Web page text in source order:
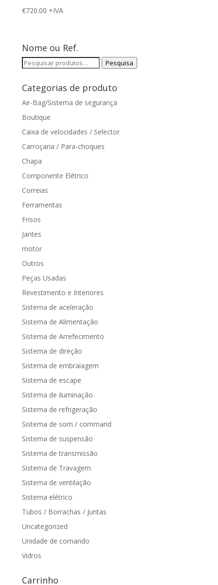
€720.00 +IVA
Nome ou Ref.
Pesquisar
Pesquisa
Categorias de produto
Air-Bag/Sistema de segurança
Boutique
Caixa de velocidades / Selector
Carroçaria / Para-choques
Chapa
Componente Elétrico
Correias
Ferramentas
Frisos
Jantes
motor
Outros
Peças Usadas
Revestimento e Interiores
Sistema de aceleração
Sistema de Alimentação
Sistema de Arrefecimento
Sistema de direção
Sistema de embraiagem
Sistema de escape
Sistema de iluminação
Sistema de refrigeração
Sistema de som / command
Sistema de suspensão
Sistema de transmissão
Sistema de Travagem
Sistema de ventilação
Sistema elétrico
Tubos / Borrachas / Juntas
Uncategorized
Unidade de comando
Vidros
Carrinho